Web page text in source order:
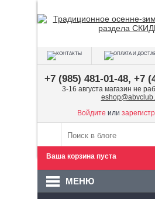
+7 (985) 481-01-48, +7
3-16 августа магазин не
Войдите или
Ваша корзина пуста
МЕНЮ